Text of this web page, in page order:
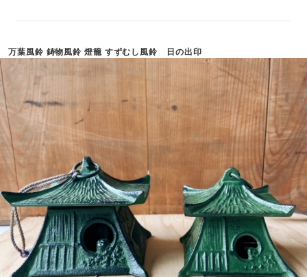
万葉風鈴 鋳物風鈴 燈籠 すずむし風鈴 日の出印